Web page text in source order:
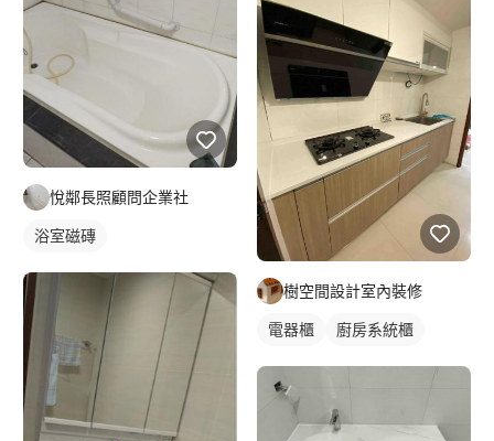
悅鄰長照顧問企業社
浴室磁磚
樹空間設計室內裝修
電器櫃 廚房系統櫃